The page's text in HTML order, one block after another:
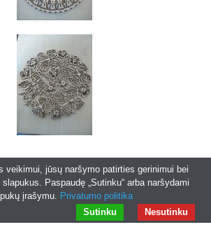
Interneto svetainių kūrimas
veikimui, jūsų naršymo patirties gerinimui bei
Paspaudę „Sutinku“ arba naršydami
įrašymu. Privatumo politika
Nesutinku
Sutinku